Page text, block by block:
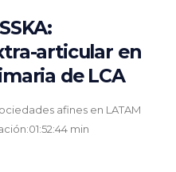
articular en
de LCA
afines en LATAM
min